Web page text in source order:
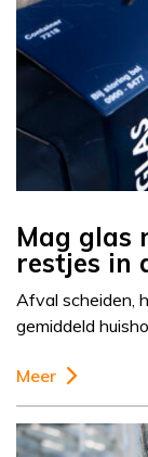
Mag glas
restjes in
Afval scheiden,
gemiddeld
Meer